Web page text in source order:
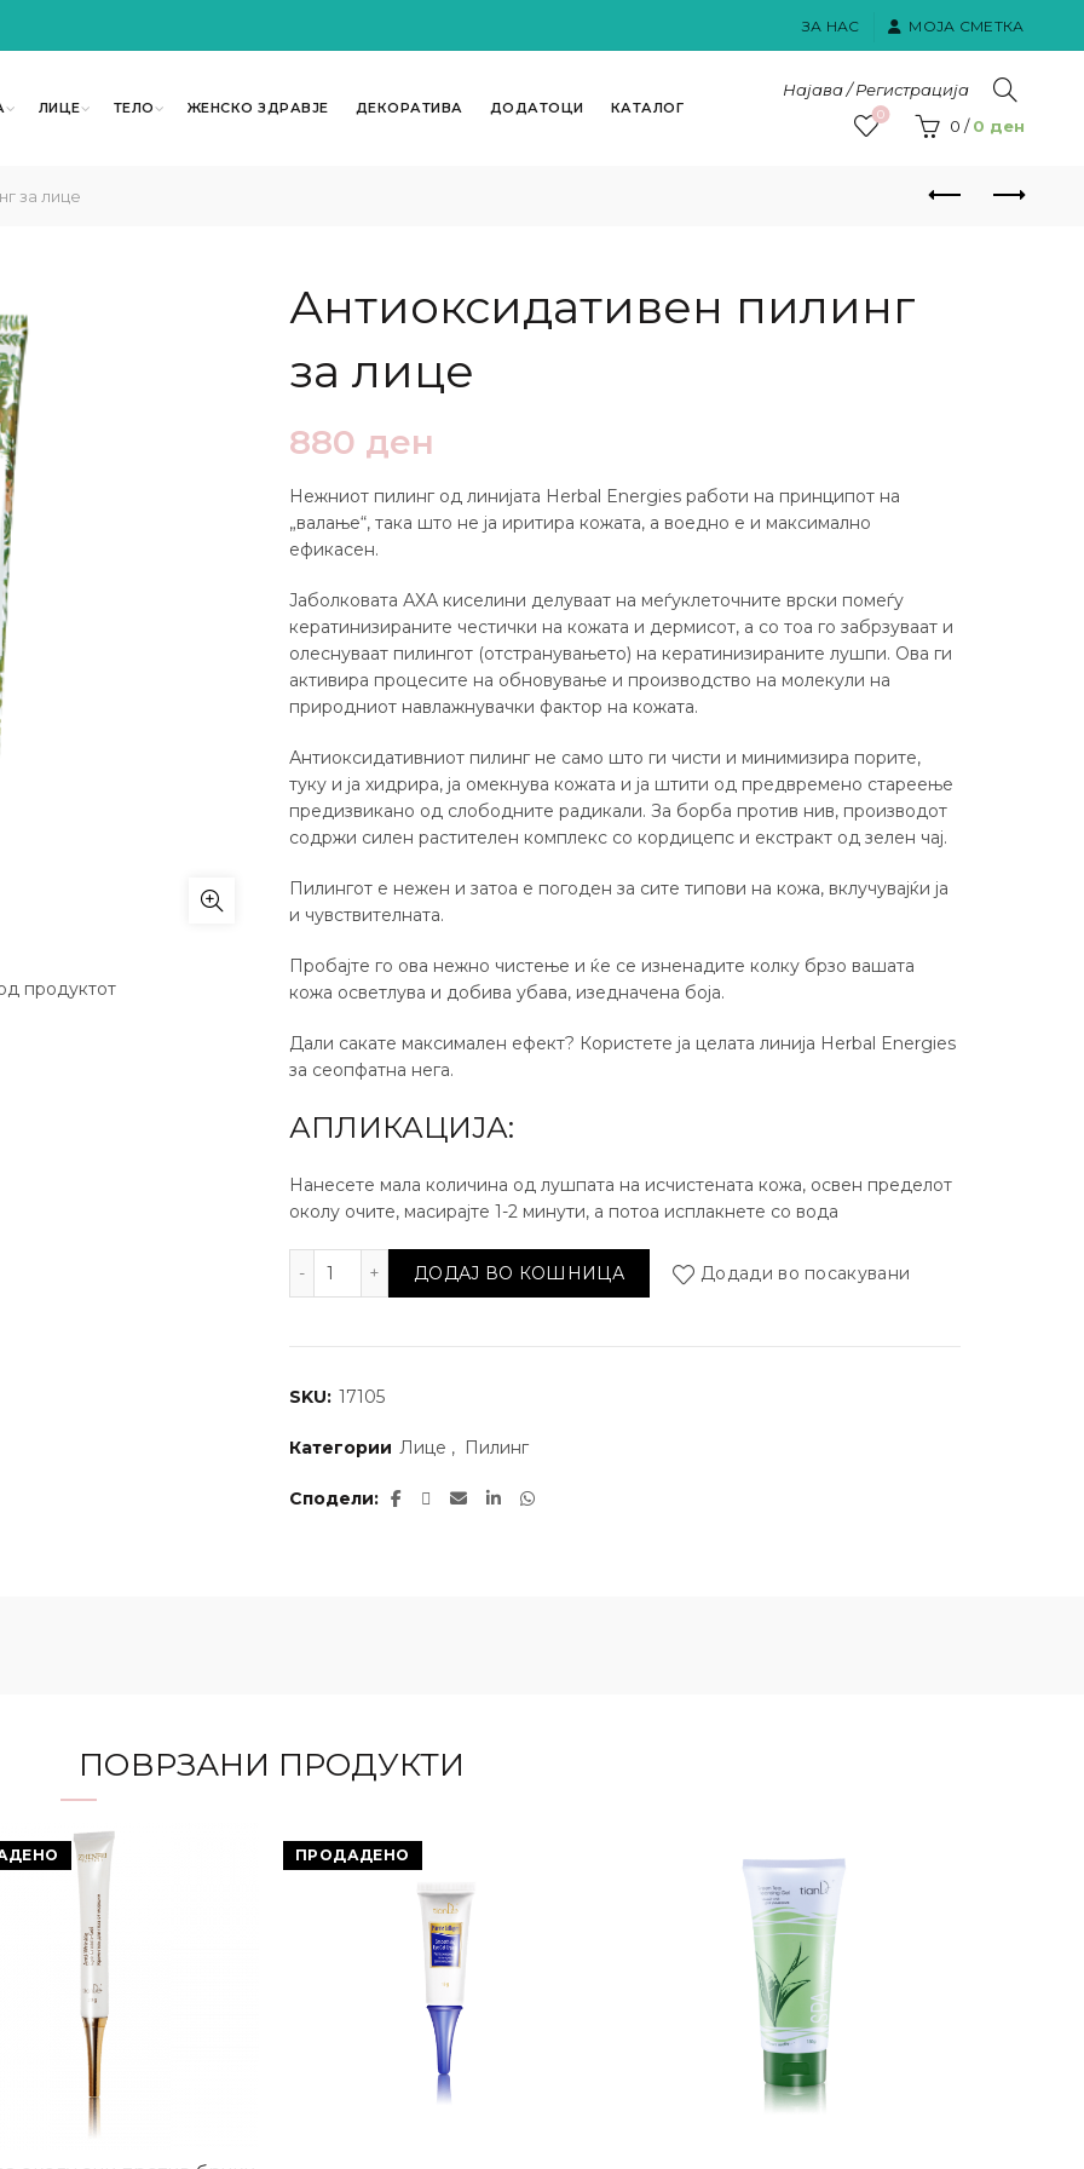
ЗА НАС МОЈА СМЕТКА
ЛИЦЕ ТЕЛО ЖЕНСКО ЗДРАВЈЕ ДЕКОРАТИВА ДОДАТОЦИ КАТАЛОГ
Најава / Регистрација
0
0 / 0 ден
за лице
продуктот
Антиоксидативен пилинг
за лице
880 ден
Нежниот пилинг од линијата Herbal Energies работи на принципот на
„валање“, така што не ја иритира кожата, а воедно е и максимално
ефикасен.
Јаболковата АХА киселини делуваат на меѓуклеточните врски помеѓу
кератинизираните честички на кожата и дермисот, а со тоа го забрзуваат и
олеснуваат пилингот (отстранувањето) на кератинизираните лушпи. Ова ги
активира процесите на обновување и производство на молекули на
природниот навлажнувачки фактор на кожата.
Антиоксидативниот пилинг не само што ги чисти и минимизира порите,
туку и ја хидрира, ја омекнува кожата и ја штити од предвремено стареење
предизвикано од слободните радикали. За борба против нив, производот
содржи силен растителен комплекс со кордицепс и екстракт од зелен чај.
Пилингот е нежен и затоа е погоден за сите типови на кожа, вклучувајќи ја
и чувствителната.
Пробајте го ова нежно чистење и ќе се изненадите колку брзо вашата
кожа осветлува и добива убава, изедначена боја.
Дали сакате максимален ефект? Користете ја целата линија Herbal Energies
за сеопфатна нега.
АПЛИКАЦИЈА:
Нанесете мала количина од лушпата на исчистената кожа, освен пределот
околу очите, масирајте 1-2 минути, а потоа исплакнете со вода
Антиоксидативен пилинг за лице количина
ДОДАЈ ВО КОШНИЦА Додади во посакувани
SKU: 17105
Категории Лице , Пилинг
Сподели
ПОВРЗАНИ ПРОДУКТИ
ПРОДАДЕНО